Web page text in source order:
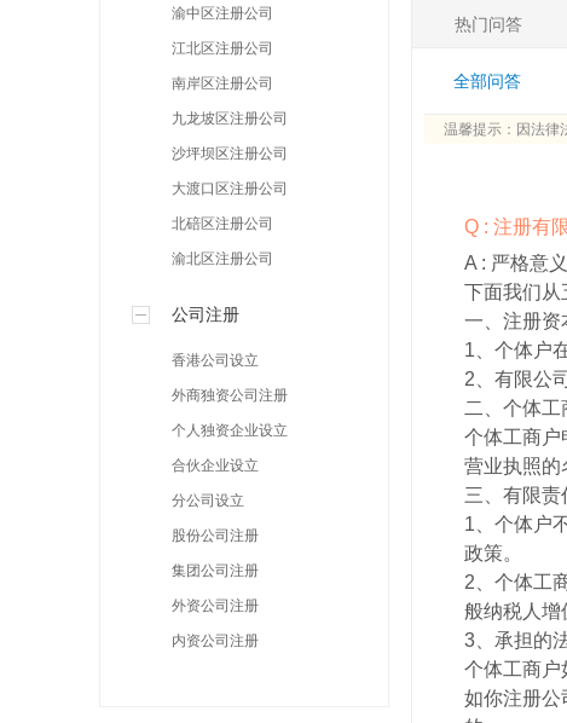
热门问答
全部问答
温馨提示：因法律
Q : 注册有
A : 严格意
下面我们从
一、注册资
1、个体户
2、有限公
二、个体
个体工商户
营业执照的
三、有限责
1、个体户
政策。
2、个体工
般纳税人增
3、承担的
个体工商户
如你注册公
渝中区注册公司
江北区注册公司
南岸区注册公司
九龙坡区注册公司
沙坪坝区注册公司
大渡口区注册公司
北碚区注册公司
渝北区注册公司
公司注册
香港公司设立
外商独资公司注册
个人独资企业设立
合伙企业设立
分公司设立
股份公司注册
集团公司注册
外资公司注册
内资公司注册